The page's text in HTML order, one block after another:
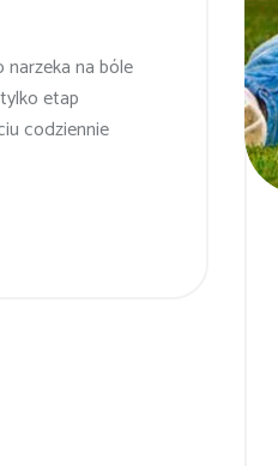
narzeka na bóle
etap
codziennie